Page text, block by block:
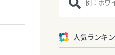
人気ランキ